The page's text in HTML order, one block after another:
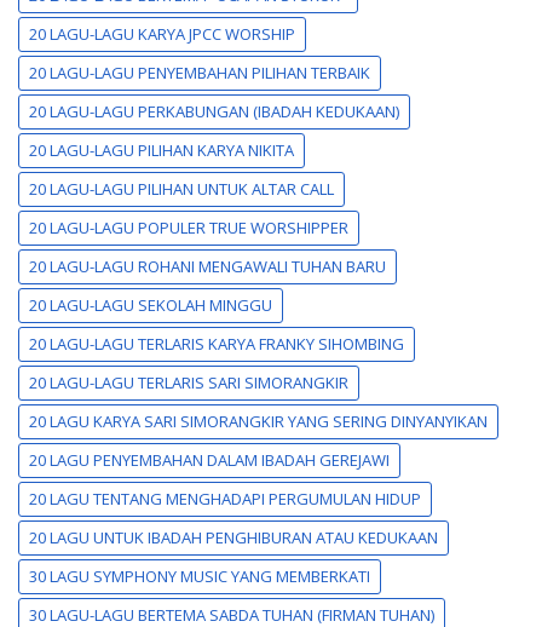
20 LAGU-LAGU KARYA JPCC WORSHIP
20 LAGU-LAGU PENYEMBAHAN PILIHAN TERBAIK
20 LAGU-LAGU PERKABUNGAN (IBADAH KEDUKAAN)
20 LAGU-LAGU PILIHAN KARYA NIKITA
20 LAGU-LAGU PILIHAN UNTUK ALTAR CALL
20 LAGU-LAGU POPULER TRUE WORSHIPPER
20 LAGU-LAGU ROHANI MENGAWALI TUHAN BARU
20 LAGU-LAGU SEKOLAH MINGGU
20 LAGU-LAGU TERLARIS KARYA FRANKY SIHOMBING
20 LAGU-LAGU TERLARIS SARI SIMORANGKIR
20 LAGU KARYA SARI SIMORANGKIR YANG SERING DINYANYIKAN
20 LAGU PENYEMBAHAN DALAM IBADAH GEREJAWI
20 LAGU TENTANG MENGHADAPI PERGUMULAN HIDUP
20 LAGU UNTUK IBADAH PENGHIBURAN ATAU KEDUKAAN
30 LAGU SYMPHONY MUSIC YANG MEMBERKATI
30 LAGU-LAGU BERTEMA SABDA TUHAN (FIRMAN TUHAN)